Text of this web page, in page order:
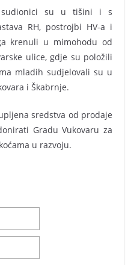
sudionici su u tišini i s
RH, postrojbi HV-a i
krenuli u mimohodu od
ulice, gdje su položili
mladih sudjelovali su u
i Škabrnje.
sredstva od prodaje
Gradu Vukovaru za
u razvoju.